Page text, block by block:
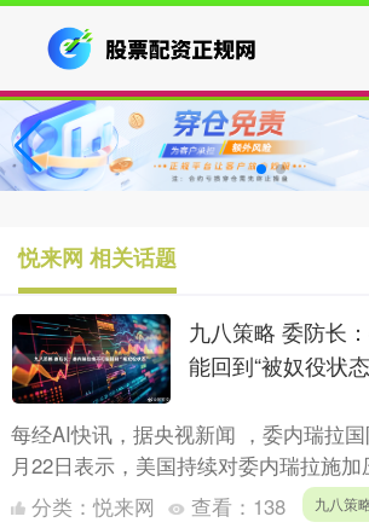
悦来网 相关话题
九八策略 委防长
能回到“被奴役状
每经AI快讯，据央视新闻 ，委内瑞拉
月22日表示，美国持续对委内瑞拉施
地区的和平与安全构成“不可预见规模”
分类：悦来网 查看： 138 九八策